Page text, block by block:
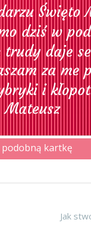
kartkę
Jak